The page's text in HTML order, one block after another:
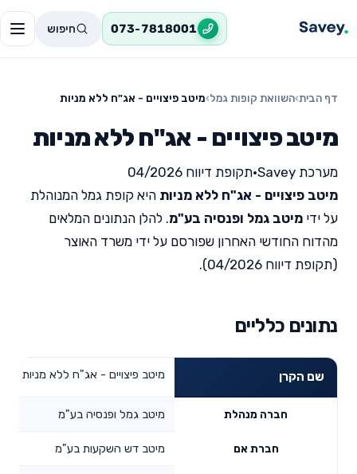
073-7818001 חיפוש
דף הבית›השוואת קופות גמל›מיטב פיצויים - אג"ח ללא מניות
מיטב פיצויים - אג"ח ללא מניות
מערכת Savey •תקופת דיווח 04/2026
מיטב פיצויים - אג"ח ללא מניות היא קופת גמל המנוהלת
על ידי מיטב גמל ופנסיה בע"מ. להלן הנתונים המלאים
מהדוח החודשי האחרון שפורסם על ידי משרד האוצר
(תקופת דיווח 04/2026).
נתונים כלליים
שם הקרן מיטב פיצויים - אג"ח ללא מניות
חברה מנהלת מיטב גמל ופנסיה בע"מ
חברת אם מיטב דש השקעות בע"מ